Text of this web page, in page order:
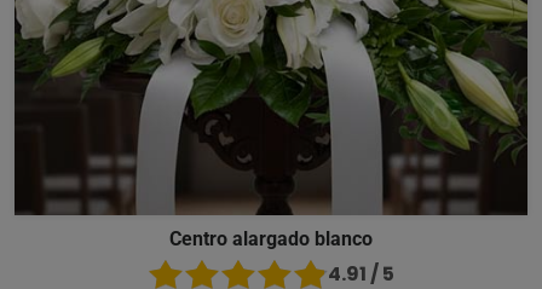
Centro alargado blanco
4.91 / 5